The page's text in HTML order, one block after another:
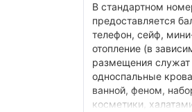
В стандартном
предоставляется
телефон, сейф,
отопление (в
размещения служат
односпальные
ванной, феном,
косметики,